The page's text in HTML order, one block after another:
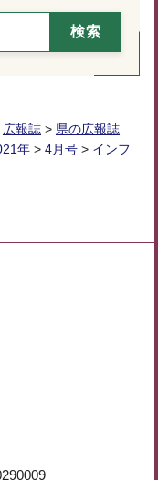
広報誌 > 県の広報誌
年 > 4月号 > インフ